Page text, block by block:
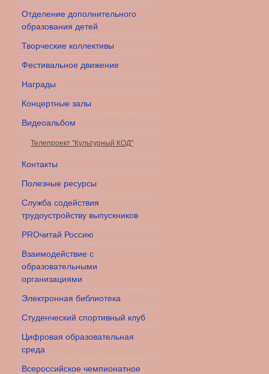
Отделение дополнительного
образования детей
Творческие коллективы
Фестивальное движение
Награды
Концертные залы
Видеоальбом
Телепроект "Культурный КОД"
Контакты
Полезные ресурсы
Служба содействия
трудоустройству выпускников
PROчитай Россию
Взаимодействие с
образовательными
организациями
Электронная библиотека
Студенческий спортивный клуб
Цифровая образовательная
среда
Всероссийское чемпионатное